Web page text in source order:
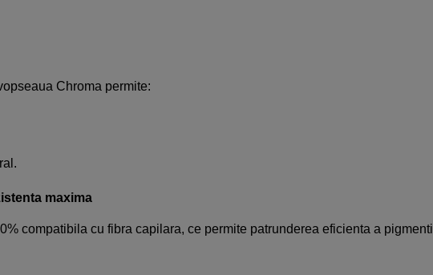
Chroma permite:
maxima
compatibila cu fibra capilara, ce permite patrunderea eficienta a